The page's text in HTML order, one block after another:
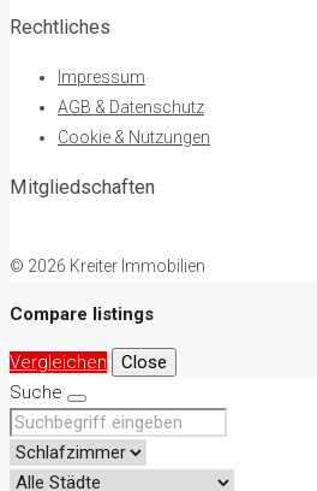
Rechtliches
Impressum
AGB & Datenschutz
Cookie & Nutzungen
Mitgliedschaften
© 2026 Kreiter Immobilien
Compare listings
Vergleichen
Close
Suche